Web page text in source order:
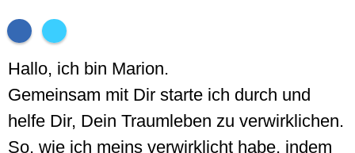
Hallo, ich bin Marion.
Gemeinsam mit Dir starte ich durch und
helfe Dir, Dein Traumleben zu verwirklichen.
So, wie ich meins verwirklicht habe, indem